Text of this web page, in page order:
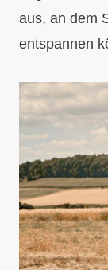
aus, an dem
entspannen